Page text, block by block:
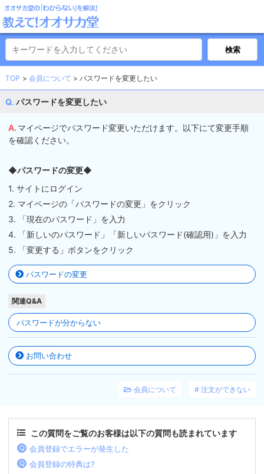
TOP 会員について パスワードを変更したい
パスワードを変更したい
マイページでパスワード変更いただけます。以下にて変更手順
を確認ください。
◆パスワードの変更◆
1. サイトにログイン
2. マイページの「パスワードの変更」をクリック
3. 「現在のパスワード」を入力
4. 「新しいのパスワード」「新しいパスワード(確認用)」を入力
5. 「変更する」ボタンをクリック
パスワードの変更
関連Q&A
パスワードが分からない
お問い合わせ
会員について 注文ができない
この質問をご覧のお客様は以下の質問も読まれています
会員登録でエラーが発生した
会員登録の特典は?